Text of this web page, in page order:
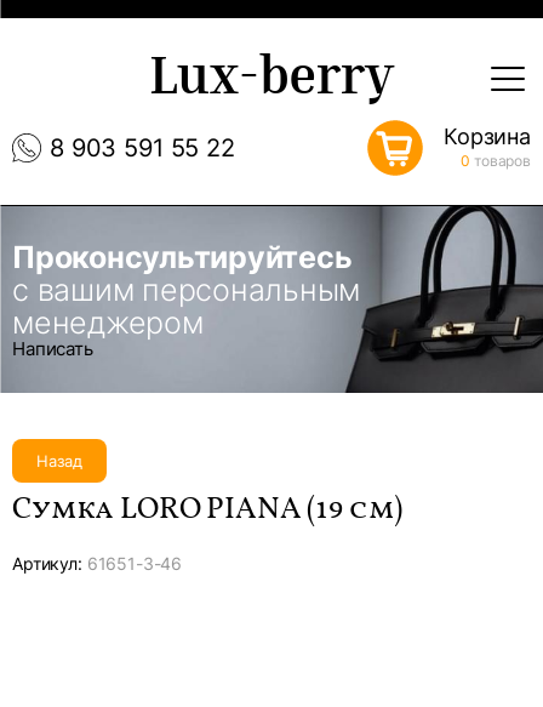
8 903 591 55 22
Lux-berry
Корзина
0 товаров
Проконсультируйтесь
с вашим персональным
менеджером
Написать
Назад
Сумка LORO PIANA (19 см)
Артикул: 61651-3-46